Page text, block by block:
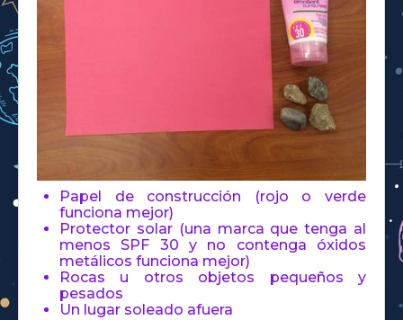
Papel de construcción (rojo o verde
funciona mejor)
Protector solar (una marca que tenga al
menos SPF 30 y no contenga óxidos
metálicos funciona mejor)
Rocas u otros objetos pequeños y
pesados
Un lugar soleado afuera